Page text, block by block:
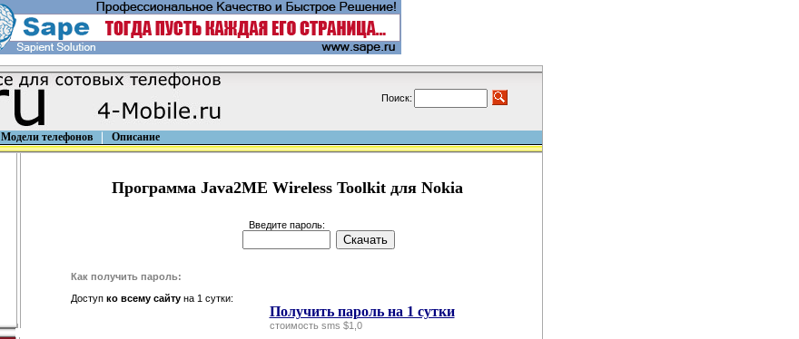
Поиск:
Модели телефонов Описание
Программа Java2ME Wireless Toolkit для Nokia
Введите пароль:
Как получить пароль:
Доступ ко всему сайтуна 1 сутки:
Получить пароль на 1 сутки
стоимость sms $1,0